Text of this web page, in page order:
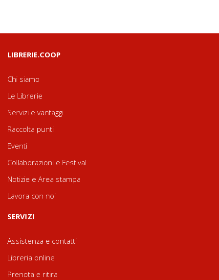
LIBRERIE.COOP
Chi siamo
Le Librerie
Servizi e vantaggi
Raccolta punti
Eventi
Collaborazioni e Festival
Notizie e Area stampa
Lavora con noi
SERVIZI
Assistenza e contatti
Libreria online
Prenota e ritira